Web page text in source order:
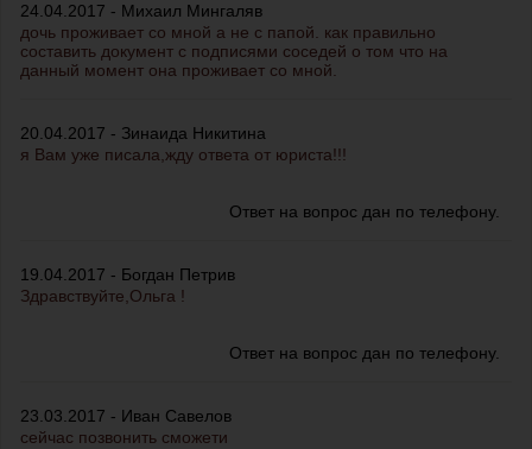
24.04.2017 - Михаил Мингаляв
дочь проживает со мной а не с папой. как правильно
составить документ с подписями соседей о том что на
данный момент она проживает со мной.
20.04.2017 - Зинаида Никитина
я Вам уже писала,жду ответа от юриста!!!
Ответ на вопрос дан по телефону.
19.04.2017 - Богдан Петрив
Здравствуйте,Ольга !
Ответ на вопрос дан по телефону.
23.03.2017 - Иван Савелов
сейчас позвонить сможети